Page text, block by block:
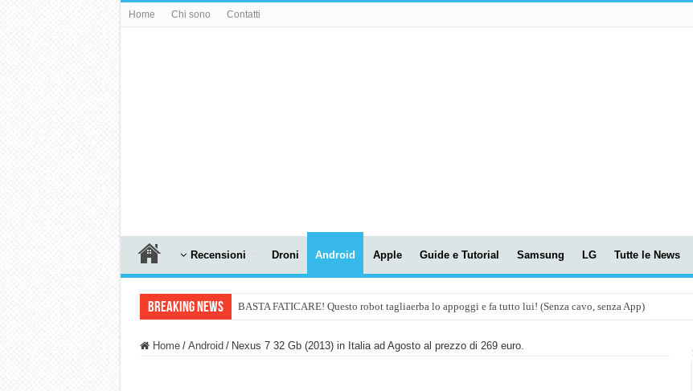
Home Chi sono Contatti
Recensioni Droni Android Apple Guide e Tutorial Samsung LG Tutte le News
Breaking News BASTA FATICARE! Questo robot tagliaerba lo appoggi e fa tutto lui! (Senza cavo, senza App)
Home / Android / Nexus 7 32 Gb (2013) in Italia ad Agosto al prezzo di 269 euro.